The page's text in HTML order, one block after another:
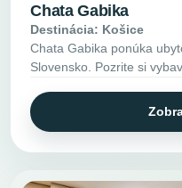
Chata Gabika
Destinácia: Košice
Chata Gabika ponúka
Slovensko. Pozrite si